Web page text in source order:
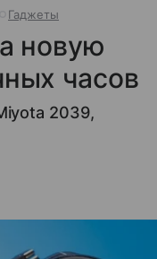
Гаджеты
новую
часов
2039,